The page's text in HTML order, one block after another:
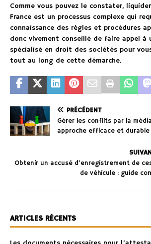
Comme vous pouvez le constater,
France est un processus complexe qui
connaissance des règles et procédures
donc vivement conseillé de faire appel à
spécialisé en droit des sociétés pour
tout au long de cette démarche.
PRÉCÉDENT
Gérer les conflits par la
approche efficace et durable
Obtenir un accusé d’enregistrement de
de véhicule : guide
ARTICLES RÉCENTS